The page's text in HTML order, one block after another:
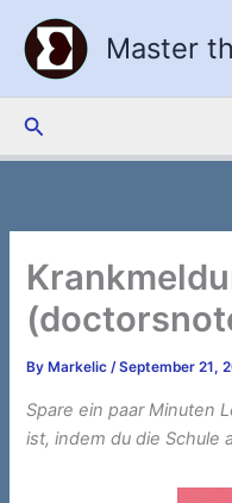
content
Master
Search
By Markelic/September 21,
Spare ein paar Minuten
ist, indem du die Schule